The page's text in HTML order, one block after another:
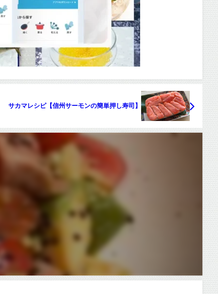
サカマレシピ【信州サーモンの簡単押し寿司】